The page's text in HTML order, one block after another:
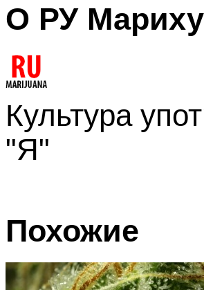
О РУ
Культура
"Я"
Похожие